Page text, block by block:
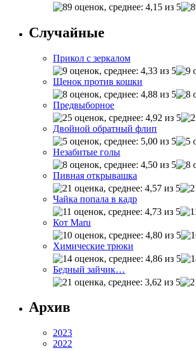
Случайные
Прикол с зеркалом
Щенок против кошки
Предвыборное
Двойной обратный флип
Незабитые голы
Пивная открывашка
Чайка попала в кадр
Кот Maru
Химические трюки
Бедный зайчик…
Архив
2023
2022